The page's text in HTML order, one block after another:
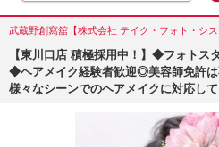
武蔵野創寫舘【株式会社 テイク・フォト・シ
【東川口店 積極採用中！】◆フォトス
◆ヘアメイク経験者歓迎◎美容師免許
様々なシーンでのヘアメイクに対応して